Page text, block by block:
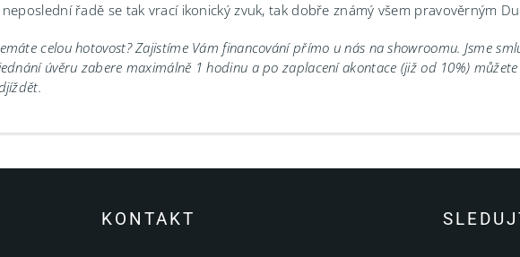
neposlední řadě se tak vrací ikonický zvuk, tak dobře známý všem pravověrným
celou hotovost? Zajistíme Vám financování přímo u nás na showroomu. Jsme
úvěru zabere maximálně 1 hodinu a po zaplacení akontace (již od 10%)
KONTAKT